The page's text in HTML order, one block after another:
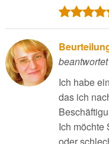
Ich habe
das ich
Ich möchte